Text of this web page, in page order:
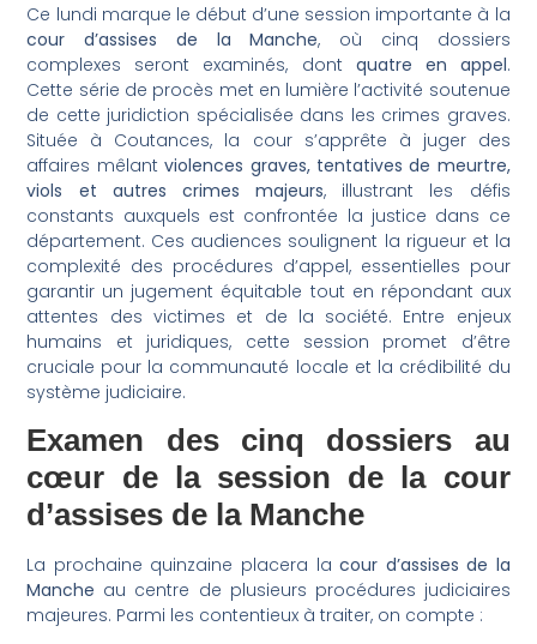
Ce lundi marque le début d’une session importante à la
cour d’assises de la Manche, où cinq dossiers
complexes seront examinés, dont quatre en appel.
Cette série de procès met en lumière l’activité soutenue
de cette juridiction spécialisée dans les crimes graves.
Située à Coutances, la cour s’apprête à juger des
affaires mêlantviolences graves, tentatives de meurtre,
viols et autres crimes majeurs, illustrant les défis
constants auxquels est confrontée la justice dans ce
département. Ces audiences soulignent la rigueur et la
complexité des procédures d’appel, essentielles pour
garantir un jugement équitable tout en répondant aux
attentes des victimes et de la société. Entre enjeux
humains et juridiques, cette session promet d’être
cruciale pour la communauté locale et la crédibilité du
système judiciaire.
Examen des cinq dossiers au
cœur de la session de la cour
d’assises de la Manche
La prochaine quinzaine placera lacour d’assises de la
Manche au centre de plusieurs procédures judiciaires
majeures. Parmi les contentieux à traiter, on compte :